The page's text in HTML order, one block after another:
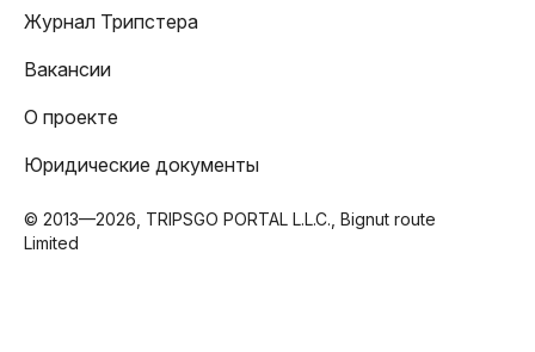
Журнал Трипстера
Вакансии
О проекте
Юридические документы
© 2013—2026, TRIPSGO PORTAL L.L.C., Bignut route
Limited